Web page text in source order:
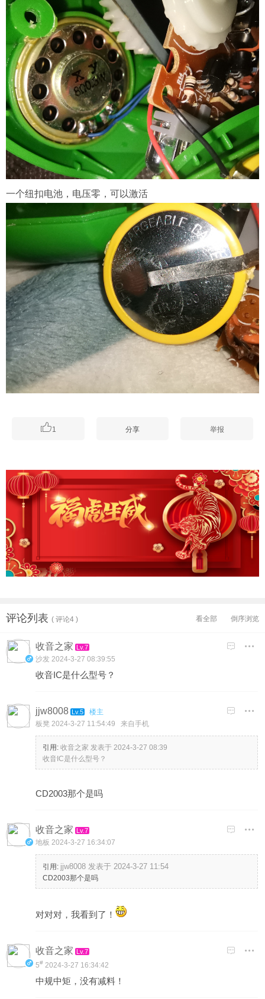
一个纽扣电池，电压零，可以激活
1 分享 举报
评论列表 ( 评论4 ) 看全部 倒序浏览

收音之家 Lv.7
沙发 2024-3-27 08:39:55
收音IC是什么型号？

jjw8008 Lv.5
楼主
板凳 2024-3-27 11:54:49 来自手机
引用: 收音之家 发表于 2024-3-27 08:39
收音IC是什么型号？
CD2003那个是吗

收音之家 Lv.7
地板 2024-3-27 16:34:07
引用: jjw8008 发表于 2024-3-27 11:54
CD2003那个是吗
对对对，我看到了！

收音之家 Lv.7
5# 2024-3-27 16:34:42
中规中矩，没有减料！